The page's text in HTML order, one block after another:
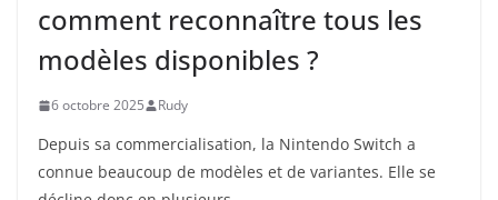
comment reconnaître tous les
modèles disponibles ?
6 octobre 2025 Rudy
Depuis sa commercialisation, la Nintendo Switch a
connue beaucoup de modèles et de variantes. Elle se